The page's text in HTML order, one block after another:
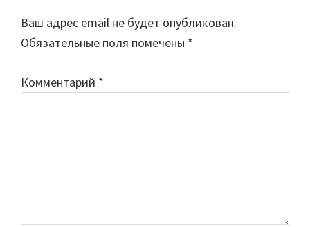
Interactions
Ваш адрес email не будет опубликован.
Обязательные поля помечены *
Комментарий *